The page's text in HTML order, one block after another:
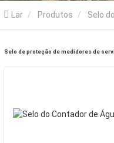
Lar Produtos Selo
Selo de proteção de medidores de